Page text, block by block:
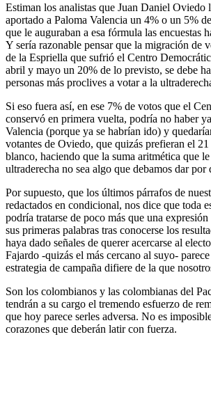
Estiman los analistas que Juan Daniel Oviedo
aportado a Paloma Valencia un 4% o un 5%
que le auguraban a esa fórmula las encuestas
Y sería razonable pensar que la migración de
de la Espriella que sufrió el Centro
abril y mayo un 20% de lo previsto, se debe
personas más proclives a votar a la
Si eso fuera así, en ese 7% de votos que el
conservó en primera vuelta, podría no haber
Valencia (porque ya se habrían ido) y
votantes de Oviedo, que quizás prefieran el
blanco, haciendo que la suma aritmética que
ultraderecha no sea algo que debamos dar por
Por supuesto, que los últimos párrafos de
redactados en condicional, nos dice que toda
podría tratarse de poco más que una expresión
sus primeras palabras tras conocerse los
haya dado señales de querer acercarse al
Fajardo -quizás el más cercano al suyo-
estrategia de campaña difiere de la que
Son los colombianos y las colombianas del
tendrán a su cargo el tremendo esfuerzo de
que hoy parece serles adversa. No es
corazones que deberán latir con fuerza.